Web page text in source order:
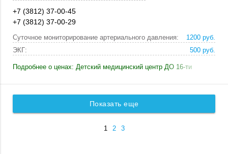
+7 (3812) 37-00-45
+7 (3812) 37-00-29
Суточное мониторирование артериального давления:
1200 руб.
ЭКГ:
500 руб.
Подробнее о ценах: Детский медицинский центр ДО 16-ти
Показать еще
1 2 3